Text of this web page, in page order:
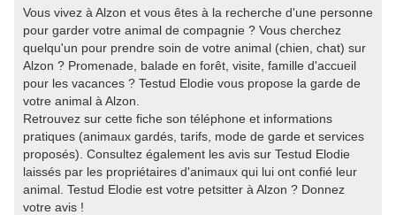
Vous vivez à Alzon et vous êtes à la recherche d'une personne
pour garder votre animal de compagnie ? Vous cherchez
quelqu'un pour prendre soin de votre animal (chien, chat) sur
Alzon ? Promenade, balade en forêt, visite, famille d'accueil
pour les vacances ? Testud Elodie vous propose la garde de
votre animal à Alzon.
Retrouvez sur cette fiche son téléphone et informations
pratiques (animaux gardés, tarifs, mode de garde et services
proposés). Consultez également les avis sur Testud Elodie
laissés par les propriétaires d'animaux qui lui ont confié leur
animal. Testud Elodie est votre petsitter à Alzon ? Donnez
votre avis !